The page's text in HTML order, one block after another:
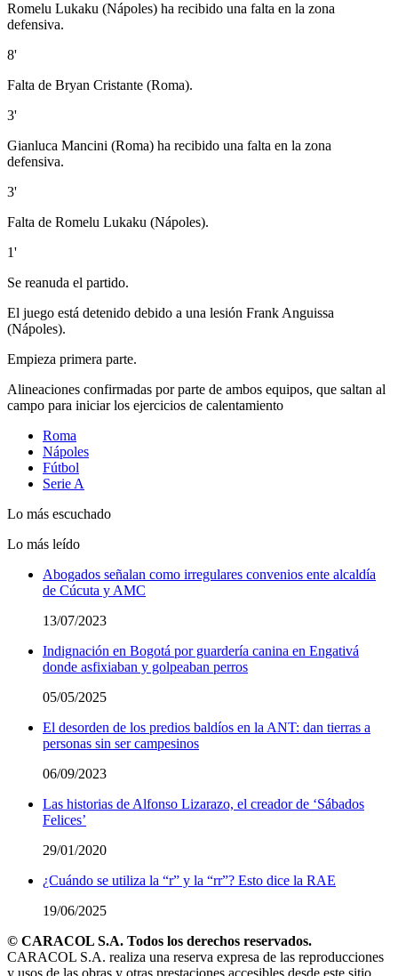
Romelu Lukaku (Nápoles) ha recibido una falta en la zona
defensiva.
8'
Falta de Bryan Cristante (Roma).
3'
Gianluca Mancini (Roma) ha recibido una falta en la zona
defensiva.
3'
Falta de Romelu Lukaku (Nápoles).
1'
Se reanuda el partido.
El juego está detenido debido a una lesión Frank Anguissa
(Nápoles).
Empieza primera parte.
Alineaciones confirmadas por parte de ambos equipos, que saltan al
campo para iniciar los ejercicios de calentamiento
Roma
Nápoles
Fútbol
Serie A
Lo más escuchado
Lo más leído
Abogados señalan como irregulares convenios ente alcaldía
de Cúcuta y AMC
13/07/2023
Indignación en Bogotá por guardería canina en Engativá
donde asfixiaban y golpeaban perros
05/05/2025
El desorden de los predios baldíos en la ANT: dan tierras a
personas sin ser campesinos
06/09/2023
Las historias de Alfonso Lizarazo, el creador de ‘Sábados
Felices’
29/01/2020
¿Cuándo se utiliza la “r” y la “rr”? Esto dice la RAE
19/06/2025
© CARACOL S.A. Todos los derechos reservados.
CARACOL S.A. realiza una reserva expresa de las reproducciones